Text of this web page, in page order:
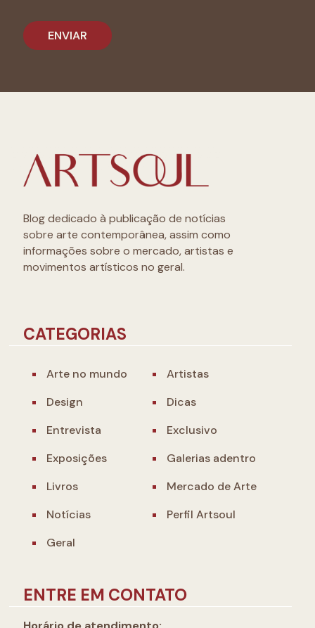
Blog dedicado à publicação de notícias
sobre arte contemporânea, assim como
informações sobre o mercado, artistas e
movimentos artísticos no geral.
CATEGORIAS
Arte no mundo
Artistas
Design
Dicas
Entrevista
Exclusivo
Exposições
Galerias adentro
Livros
Mercado de Arte
Notícias
Perfil Artsoul
Geral
ENTRE EM CONTATO